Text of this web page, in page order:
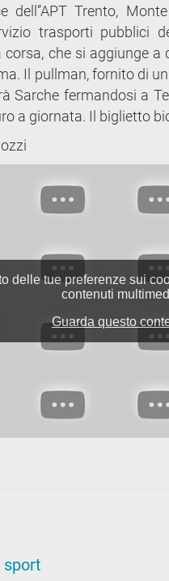
dell’’APT Trento,
trasporti pubblici
corsa, che si aggiunge
Il pullman, fornito di
Sarche fermandosi a
a giornata. Il biglietto
sport